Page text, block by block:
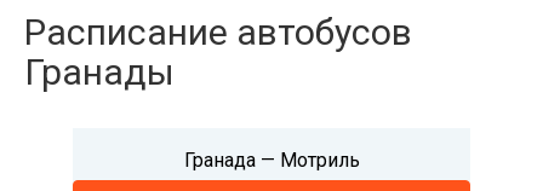
Расписание автобусов
Гранады
Гранада — Мотриль